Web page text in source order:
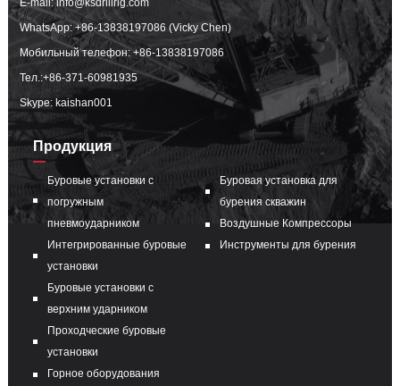
E-mail:info@ksdrillrig.com
WhatsApp:+86-13838197086 (Vicky Chen)
Мобильный телефон:+86-13838197086
Тел.:+86-371-60981935
Skype: kaishan001
Продукция
Буровые установки с
погружным
пневмоударником
Интегрированные буровые
установки
Буровые установки с
верхним ударником
Проходческие буровые
установки
Горное оборудования
Буровая установка для
бурения скважин
Воздушные Компрессоры
Инструменты для бурения